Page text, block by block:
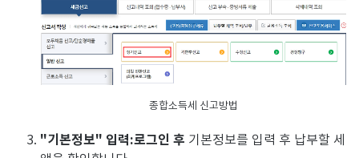
종합소득세 신고방법
"기본정보" 입력:로그인 후 기본정보를 입력 후 납부할 세